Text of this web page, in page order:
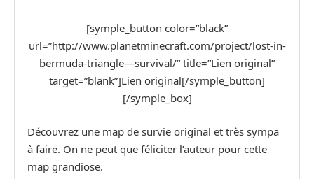
[symple_button color=”black”
url=”http://www.planetminecraft.com/project/lost-in-
bermuda-triangle—survival/” title=”Lien original”
target=”blank”]Lien original[/symple_button]
[/symple_box]
Découvrez une map de survie original et très sympa
à faire. On ne peut que féliciter l’auteur pour cette
map grandiose.